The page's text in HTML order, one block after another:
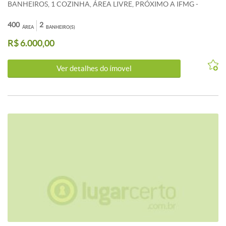
BANHEIROS, 1 COZINHA, ÁREA LIVRE, PRÓXIMO A IFMG -
ÁREA
400 BANHEIRO(S)
2
R$ 6.000,00
Ver detalhes do ímovel